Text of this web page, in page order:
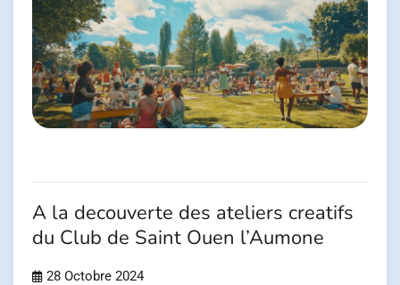
A la decouverte des ateliers creatifs
du Club de Saint Ouen l’Aumone
28 Octobre 2024